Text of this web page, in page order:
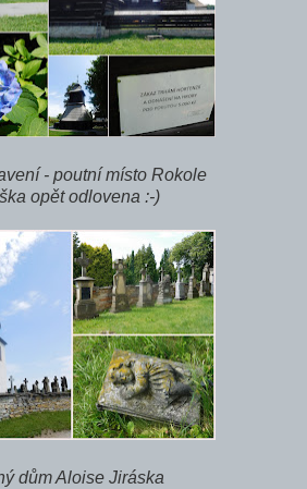
- poutní místo Rokole
opět odlovena :-)
dům Aloise Jiráska